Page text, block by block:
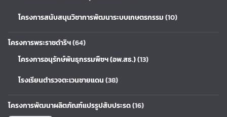
โครงการสนับสนุนวิชาการพัฒนาระบบเกษตรกรรม(10)
โครงการพระราชดำริฯ(64)
โครงการอนุรักษ์พันธุกรรมพืชฯ (อพ.สธ.)(13)
โรงเรียนตำรวจตะเวนชายแดน(38)
โครงการพัฒนาผลิตภัณฑ์แปรรูปสับประรด(16)